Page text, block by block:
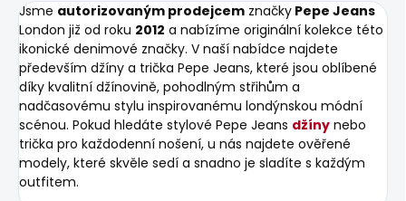
Jsme autorizovaným prodejcem značky Pepe Jeans
London již od roku 2012 a nabízíme originální kolekce této
ikonické denimové značky. V naší nabídce najdete
především džíny a trička Pepe Jeans, které jsou oblíbené
díky kvalitní džínovině, pohodlným střihům a
nadčasovému stylu inspirovanému londýnskou módní
scénou. Pokud hledáte stylové Pepe Jeans džíny nebo
trička pro každodenní nošení, u nás najdete ověřené
modely, které skvěle sedí a snadno je sladíte s každým
outfitem.